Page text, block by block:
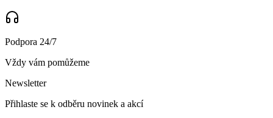
Podpora 24/7
Vždy vám pomůžeme
Newsletter
Přihlaste se k odběru novinek a akcí